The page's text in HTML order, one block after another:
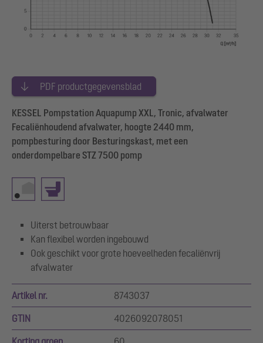
PDF productgegevensblad
KESSEL Pompstation Aquapump XXL, Tronic, afvalwater
Fecaliënhoudend afvalwater, hoogte 2440 mm,
pompbesturing door Besturingskast, met een
onderdompelbare STZ 7500 pomp
Uiterst betrouwbaar
Kan flexibel worden ingebouwd
Ook geschikt voor grote hoeveelheden fecaliënvrij
afvalwater
Artikel nr. 8743037
GTIN 4026092078051